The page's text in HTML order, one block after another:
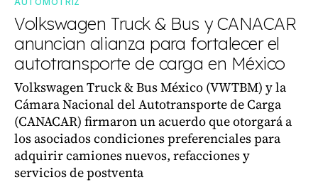
Volkswagen Truck & Bus y CANACAR
anuncian alianza para fortalecer el
autotransporte de carga en México
Volkswagen Truck & Bus México (VWTBM) y la
Cámara Nacional del Autotransporte de Carga
(CANACAR) firmaron un acuerdo que otorgará a
los asociados condiciones preferenciales para
adquirir camiones nuevos, refacciones y
servicios de postventa